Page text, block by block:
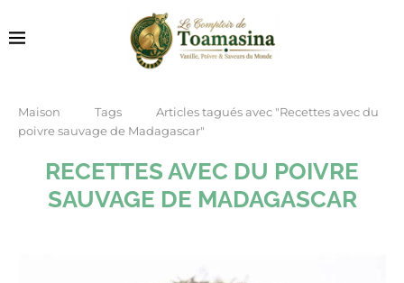
Maison Tags
Articles tagués avec "Recettes avec du
poivre sauvage de Madagascar"
RECETTES AVEC DU POIVRE
SAUVAGE DE MADAGASCAR